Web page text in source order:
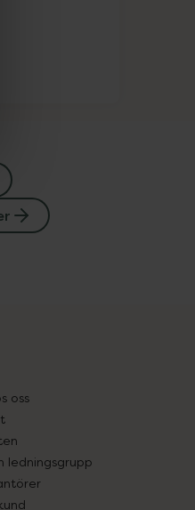
oss
ledningsgrupp